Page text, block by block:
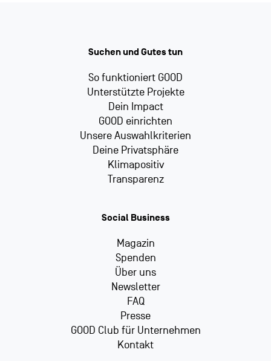
Suchen und Gutes tun
So funktioniert GOOD
Unterstützte Projekte
Dein Impact
GOOD einrichten
Unsere Auswahlkriterien
Deine Privatsphäre
Klimapositiv
Transparenz
Social Business
Magazin
Spenden
Über uns
Newsletter
FAQ
Presse
GOOD Club für Unternehmen
Kontakt